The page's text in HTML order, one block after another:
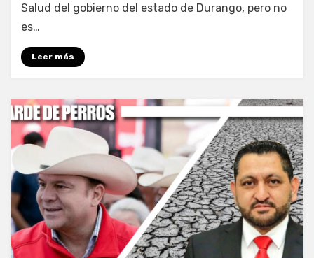
Salud del gobierno del estado de Durango, pero no
es…
Leer más